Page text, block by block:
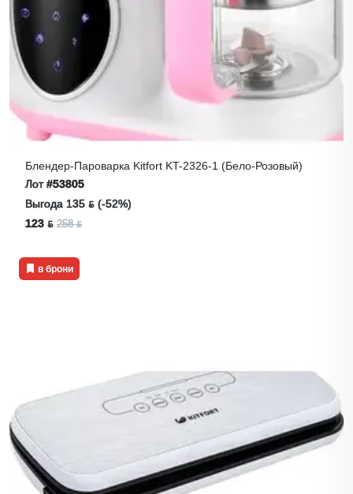
Блендер-Пароварка Kitfort KT-2326-1 (бело-Розовый)
Лот#53805
Выгода 135 ƃ (-52%)
123 ƃ 258 ƃ
в брони